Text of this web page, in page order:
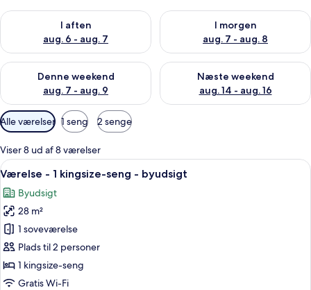
I aften
aug. 6 - aug. 7
Tjek tilgængelighed for i aften aug. 6 - aug. 7
I morgen
aug. 7 - aug. 8
Tjek tilgængelighed for i
Denne weekend
aug. 7 - aug. 9
Tjek tilgængelighed for denne weekend aug. 7 - aug. 9
Næste weekend
aug. 14 - aug. 16
Tjek tilgængelighed for næste
Tilgængelige
filtre
for
værelser
Alle værelser 1 seng 2 senge
Viser 8 ud af 8 værelser
Indlæs
alle
billeder
af
Værelse
-
1
kingsize-
Et moderne hotelværelse med en
7
Værelse - 1 kingsize-seng - byudsigt
Byudsigt
28 m²
1 soveværelse
Plads til 2 personer
1 kingsize-seng
Gratis Wi-Fi